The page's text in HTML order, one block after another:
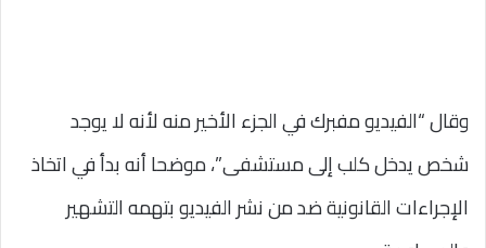
وقال “الفيديو مفبرك في الجزء الأخير منه لأنه لا يوجد
شخص يدخل كلب إلى مستشفى”، موضحا أنه بدأ في اتخاذ
الإجراءات القانونية ضد من نشر الفيديو بتهمه التشهير